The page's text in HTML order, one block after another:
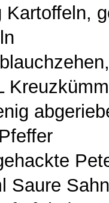
Kartoffeln,
Saure